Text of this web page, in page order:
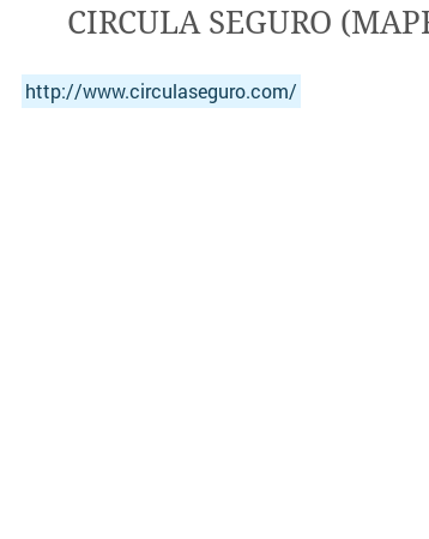
CIRCULA SEGURO
http://www.circulaseguro.com/